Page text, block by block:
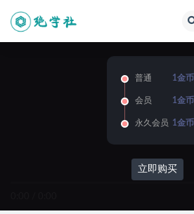
普通 1金币
会员 1金币
永久会员 1金币
立即购买